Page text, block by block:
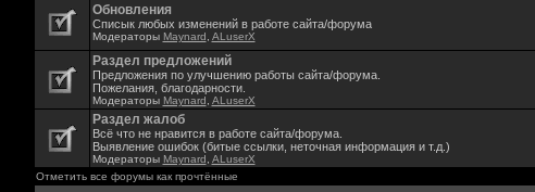
Обновления
Списык любых изменений в работе сайта/форума
Модераторы Maynard ALuserX
Раздел предложений
Предложения по улучшению работы сайта/форума.
Пожелания, благодарности.
Модераторы Maynard ALuserX
Раздел жалоб
Всё что не нравится в работе сайта/форума.
Выявление ошибок (битые ссылки, неточная информация и т.д.)
Модераторы Maynard ALuserX
Отметить все форумы как прочтённые